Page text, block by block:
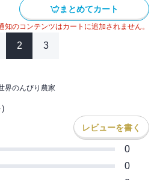
まとめてカート
のコンテンツはカートに追加されません。
2 3
界のんびり農家
レビューを書く
0
0